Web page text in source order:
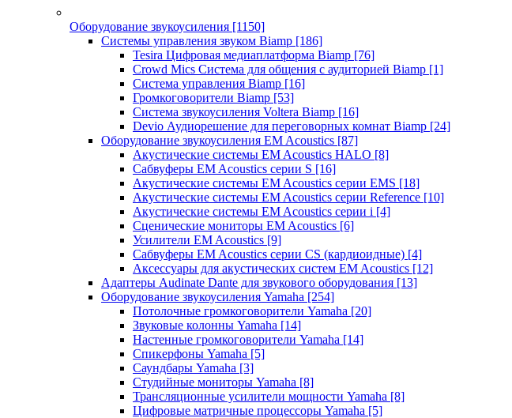
Оборудование звукоусиления [1150]
Системы управления звуком Biamp [186]
Tesira Цифровая медиаплатформа Biamp [76]
Crowd Mics Система для общения с аудиторией Biamp [1]
Система управления Biamp [16]
Громкоговорители Biamp [53]
Система звукоусиления Voltera Biamp [16]
Devio Аудиорешение для переговорных комнат Biamp [24]
Оборудование звукоусиления EM Acoustics [87]
Акустические системы EM Acoustics HALO [8]
Сабвуферы EM Acoustics серии S [16]
Акустические системы EM Acoustics серии EMS [18]
Акустические системы EM Acoustics серии Reference [10]
Акустические системы EM Acoustics серии i [4]
Сценические мониторы EM Acoustics [6]
Усилители EM Acoustics [9]
Сабвуферы EM Acoustics серии CS (кардиоидные) [4]
Аксессуары для акустических систем EM Acoustics [12]
Адаптеры Audinate Dante для звукового оборудования [13]
Оборудование звукоусиления Yamaha [254]
Потолочные громкоговорители Yamaha [20]
Звуковые колонны Yamaha [14]
Настенные громкоговорители Yamaha [14]
Спикерфоны Yamaha [5]
Саундбары Yamaha [3]
Студийные мониторы Yamaha [8]
Трансляционные усилители мощности Yamaha [8]
Цифровые матричные процессоры Yamaha [5]